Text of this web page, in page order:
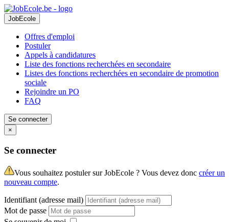
JobEcole
Offres d'emploi
Postuler
Appels à candidatures
Liste des fonctions recherchées en secondaire
Listes des fonctions recherchées en secondaire de promotion
sociale
Rejoindre un PO
FAQ
Se connecter
×
Se connecter
Vous souhaitez postuler sur JobEcole ? Vous devez donc créer un
nouveau compte.
Identifiant (adresse mail)
Mot de passe